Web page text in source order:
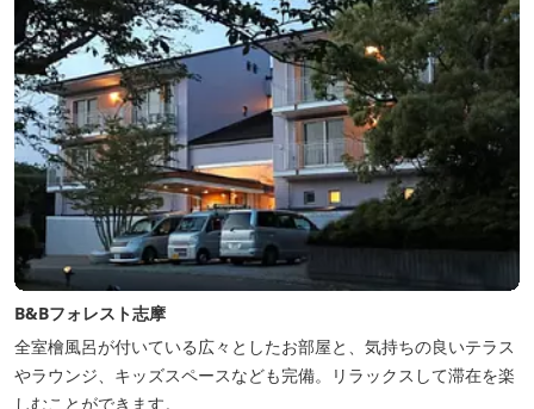
B&Bフォレスト志摩
全室檜風呂が付いている広々としたお部屋と、気持ちの良いテラス
やラウンジ、キッズスペースなども完備。リラックスして滞在を楽
しむことができます。